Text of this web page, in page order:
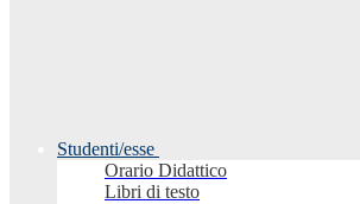
Studenti/esse
Orario Didattico
Libri di testo